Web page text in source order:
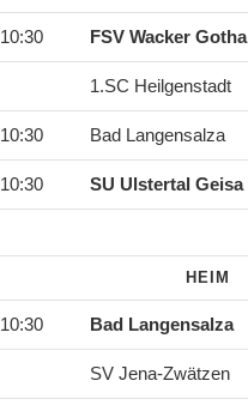
10:30 FSV Wacker Gotha
1.SC Heilgenstadt
10:30 Bad Langensalza
10:30 SU Ulstertal Geisa
HEIM
10:30 Bad Langensalza
SV Jena-Zwätzen